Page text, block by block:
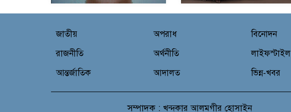
জাতীয়
রাজনীতি
আন্তর্জাতিক
অপরাধ
অর্থনীতি
আদালত
বিনোদন
লাইফস্টাইল
ভিন্ন-খবর
সম্পাদক : খন্দকার আলমগীর হোসাইন